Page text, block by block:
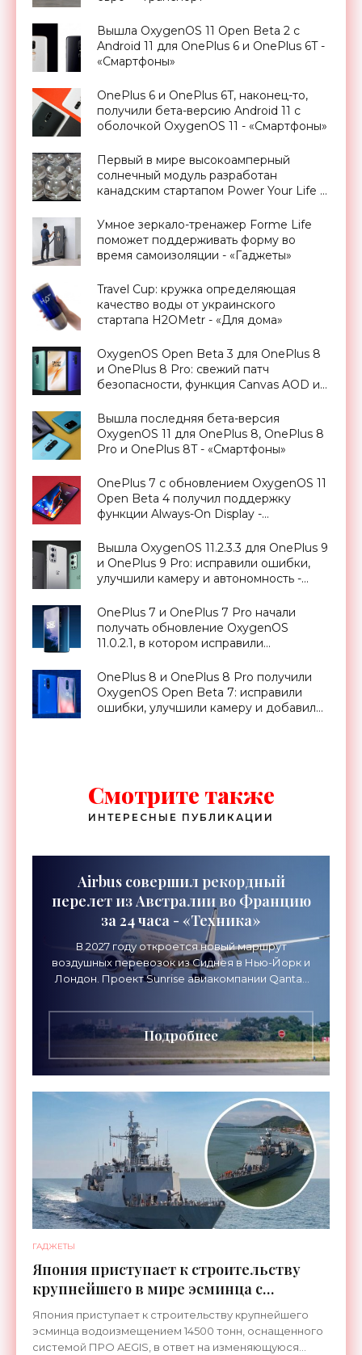
Вышла OxygenOS 11 Open Beta 2 с
Android 11 для OnePlus 6 и OnePlus 6T -
«Смартфоны»
OnePlus 6 и OnePlus 6T, наконец-то,
получили бета-версию Android 11 с
оболочкой OxygenOS 11 - «Смартфоны»
Первый в мире высокоамперный
солнечный модуль разработан
канадским стартапом Power Your Life -
Умное зеркало-тренажер Forme Life
поможет поддерживать форму во
время самоизоляции - «Гаджеты»
Travel Cup: кружка определяющая
качество воды от украинского
стартапа H2OMetr - «Для дома»
OxygenOS Open Beta 3 для OnePlus 8
и OnePlus 8 Pro: свежий патч
безопасности, функция Canvas AOD и
Вышла последняя бета-версия
OxygenOS 11 для OnePlus 8, OnePlus 8
Pro и OnePlus 8T - «Смартфоны»
OnePlus 7 с обновлением OxygenOS 11
Open Beta 4 получил поддержку
функции Always-On Display -
Вышла OxygenOS 11.2.3.3 для OnePlus 9
и OnePlus 9 Pro: исправили ошибки,
улучшили камеру и автономность -
OnePlus 7 и OnePlus 7 Pro начали
получать обновление OxygenOS
11.0.2.1, в котором исправили
OnePlus 8 и OnePlus 8 Pro получили
OxygenOS Open Beta 7: исправили
ошибки, улучшили камеру и добавили
Смотрите также
ИНТЕРЕСНЫЕ ПУБЛИКАЦИИ
Airbus совершил рекордный
перелет из Австралии во Францию
за 24 часа - «Техника»
В 2027 году откроется новый маршрут
воздушных перевозок из Сиднея в Нью-Йорк и
Лондон. Проект Sunrise авиакомпании Qantas
длительностью до 24
Подробнее
ГАДЖЕТЫ
Япония приступает к строительству
крупнейшего в мире эсминца с
системой ПРО AEGIS - «Оружие»
Япония приступает к строительству крупнейшего
эсминца водоизмещением 14500 тонн, оснащенного
системой ПРО AEGIS, в ответ на изменяющуюся